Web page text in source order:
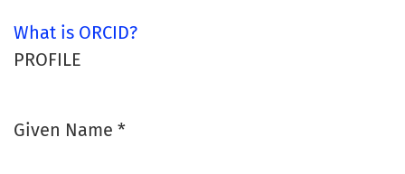
What is ORCID?
PROFILE
Given Name *